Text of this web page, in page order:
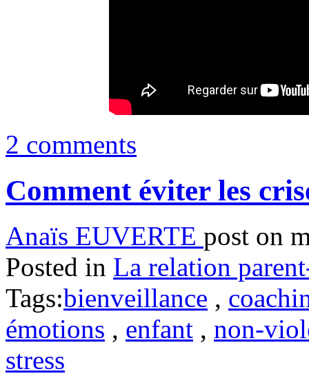
2 comments
Comment éviter les
Anaïs EUVERTE post on
Posted in La relation
Tags:bienveillance ,
émotions , enfant , non-
stress